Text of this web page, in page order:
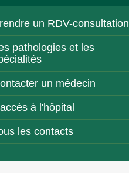
un RDV-consultation
pathologies et les
un médecin
à l'hôpital
les contacts